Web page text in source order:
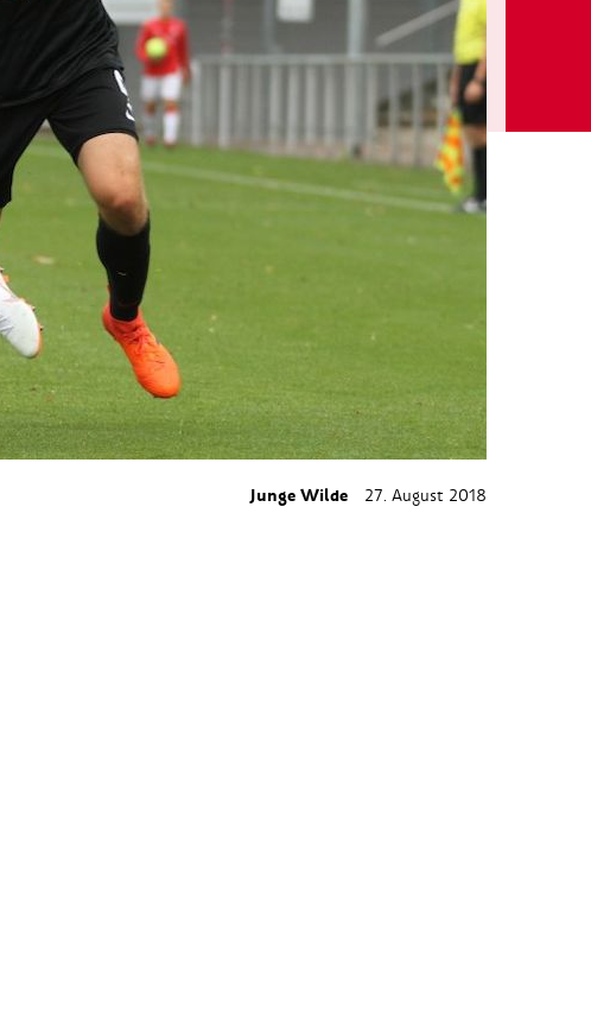
Junge Wilde 27. August 2018